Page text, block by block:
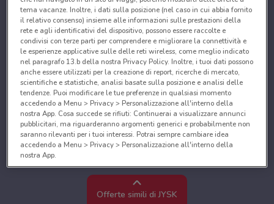
Offerte simili di JYSK
tema vacanze. Inoltre, i dati sulla posizione (nel caso in cui abbia fornito
il relativo consenso) insieme alle informazioni sulle prestazioni della
rete e agli identificativi del dispositivo, possono essere raccolte e
condivisi con terze parti per comprendere e migliorare la connettività e
le esperienze applicative sulle delle reti wireless, come meglio indicato
nel paragrafo 13.b della nostra Privacy Policy. Inoltre, i tuoi dati possono
anche essere utilizzati per la creazione di report, ricerche di mercato,
scientifiche e statistiche, analisi basate sulla posizione e analisi delle
tendenze. Puoi modificare le tue preferenze in qualsiasi momento
accedendo a Menu > Privacy > Personalizzazione all'interno della
nostra App. Cosa succede se rifiuti: Continuerai a visualizzare annunci
pubblicitari, ma riguarderanno argomenti generici e probabilmente non
saranno rilevanti per i tuoi interessi. Potrai sempre cambiare idea
accedendo a Menu > Privacy > Personalizzazione all'interno della
nostra App.
Noi e i nostri partner trattiamo i dati per fornire:
Utilizzare dati di geolocalizzazione precisi. Scansione attiva delle
caratteristiche del dispositivo ai fini dell’identificazione. Archiviare